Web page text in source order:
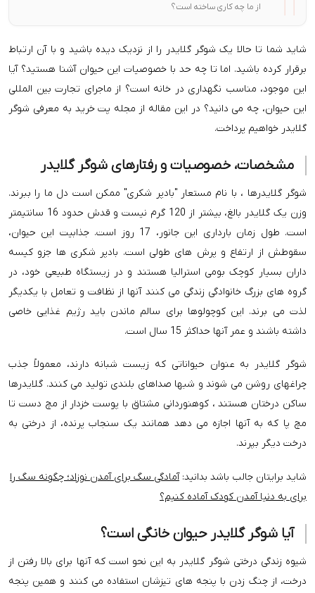
از ما چه کاری ساخته است؟
شاید شما تا حالا یک شوگر گلایدر را از نزدیک دیده باشید و با آن ارتباط
برقرار کرده باشید. اما تا چه حد با خصوصیات این حیوان آشنا هستید؟ آیا
این موجود، مناسب نگهداری در خانه است؟ از ماجرای تجارت بین المللی
این حیوان، چه می دانید؟ در این مقاله از مجله پت خرید به معرفی شوگر
گلایدر خواهیم پرداخت.
مشخصات، خصوصیات و رفتارهای شوگر گلایدر
شوگر گلایدرها ، با نام مستعار "بادپر شکری" ممکن است دل ما را ببرند.
وزن یک گلایدر بالغ، بیشتر از 120 گرم نیست و قدش حدود 16 سانتیمتر
است. طول زمان بارداری این جانور، 17 روز است. جذابیت این حیوان،
سقوطش از ارتفاع و پرش های طولی است. بادپر شکری ها جزو کیسه
داران بسیار کوچک بومی استرالیا هستند و در زیستگاه طبیعی خود، در
گروه های بزرگ خانوادگی زندگی می کنند آنها از نظافت و تعامل با یکدیگر
لذت می برند. این کوچولوها برای سالم ماندن باید رژیم غذایی خاصی
داشته باشند و عمر آنها حداکثر 15 سال است.
شوگر گلایدر به عنوان حیواناتی که زیست شبانه دارند، معمولاً جذب
چراغهای روشن می شوند و شبها صداهای بلندی تولید می کنند. گلایدرها
ساکن درختان هستند ، کوهنوردانی مشتاق با پوست خزدار از مچ دست تا
مچ پا که به آنها اجازه می دهد همانند یک سنجاب پرنده، از درختی به
درخت دیگر بپرند.
شاید برایتان جالب باشد بدانید: آمادگی سگ برای آمدن نوزاد؛ چگونه سگ را
برای به دنیا آمدن کودک آماده کنیم؟
آیا شوگر گلایدر حیوان خانگی است؟
شیوه زندگی درختی شوگر گلایدر به این نحو است که آنها برای بالا رفتن از
درخت، از چنگ زدن با پنجه های تیزشان استفاده می کنند و همین پنجه